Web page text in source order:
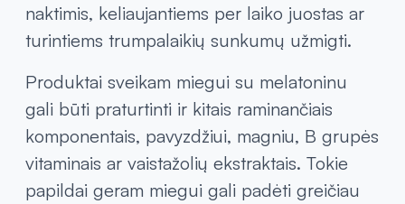
naktimis, keliaujantiems per laiko juostas ar
turintiems trumpalaikių sunkumų užmigti.
Produktai sveikam miegui su melatoninu
gali būti praturtinti ir kitais raminančiais
komponentais, pavyzdžiui, magniu, B grupės
vitaminais ar vaistažolių ekstraktais. Tokie
papildai geram miegui gali padėti greičiau